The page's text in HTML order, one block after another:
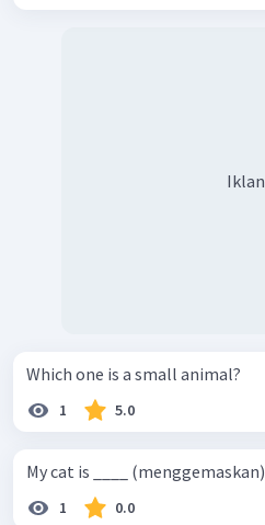
Iklan
Which one is a small animal?
1 5.0
My cat is ____ (menggemaskan)
1 0.0